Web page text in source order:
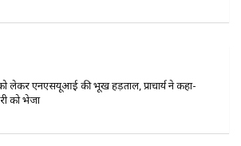
लेकर एनएसयूआई की भूख हड़ताल, प्राचार्य ने कहा-
को भेजा